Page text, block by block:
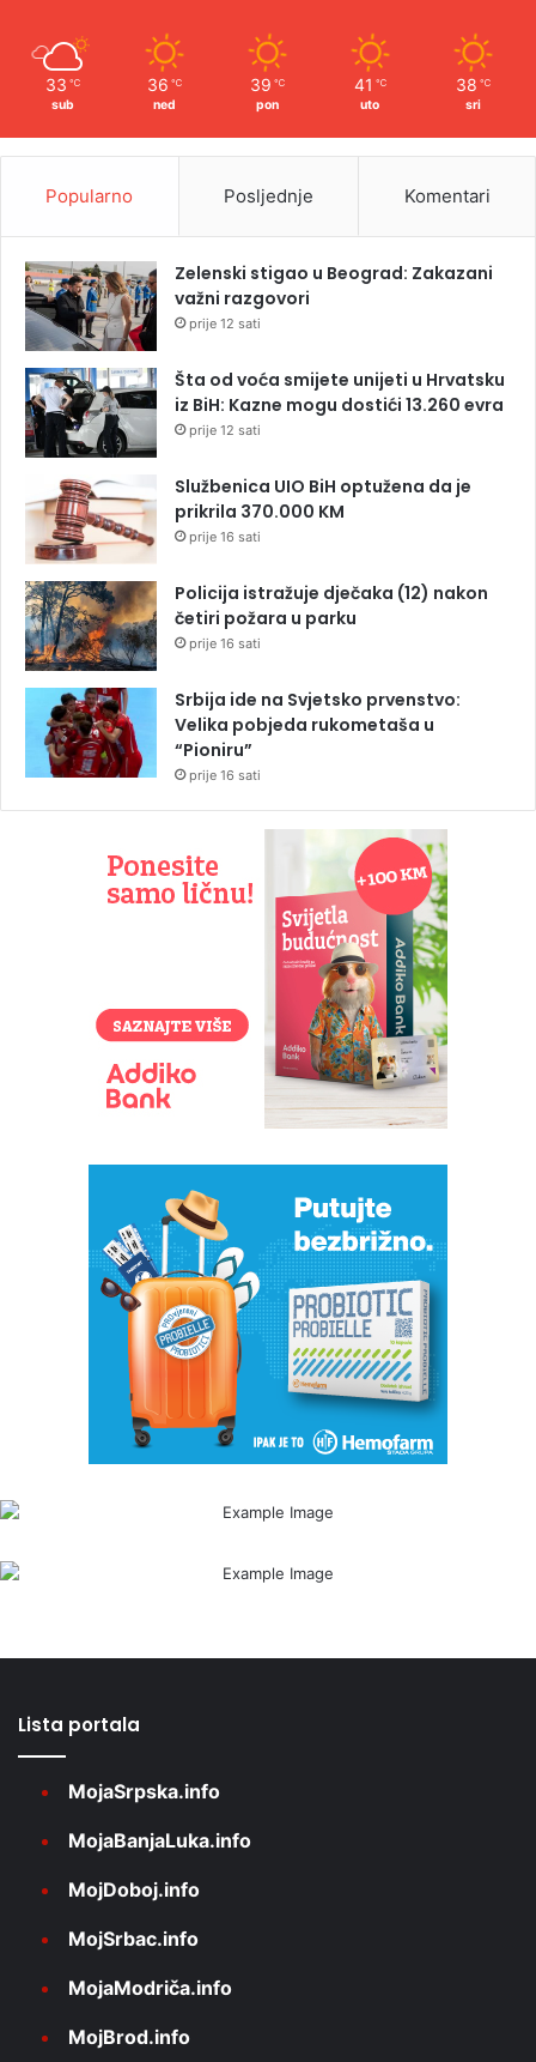
33 ℃
sub
36 ℃
ned
39 ℃
pon
41 ℃
uto
38 ℃
sri
Popularno Posljednje Komentari
Zelenski stigao u Beograd: Zakazani
važni razgovori
prije 12 sati
Šta od voća smijete unijeti u Hrvatsku
iz BiH: Kazne mogu dostići 13.260 evra
prije 12 sati
Službenica UIO BiH optužena da je
prikrila 370.000 KM
prije 16 sati
Policija istražuje dječaka (12) nakon
četiri požara u parku
prije 16 sati
Srbija ide na Svjetsko prvenstvo:
Velika pobjeda rukometaša u
“Pioniru”
prije 16 sati
Lista portala
MojaSrpska.info
MojaBanjaLuka.info
MojDoboj.info
MojSrbac.info
MojaModriča.info
MojBrod.info